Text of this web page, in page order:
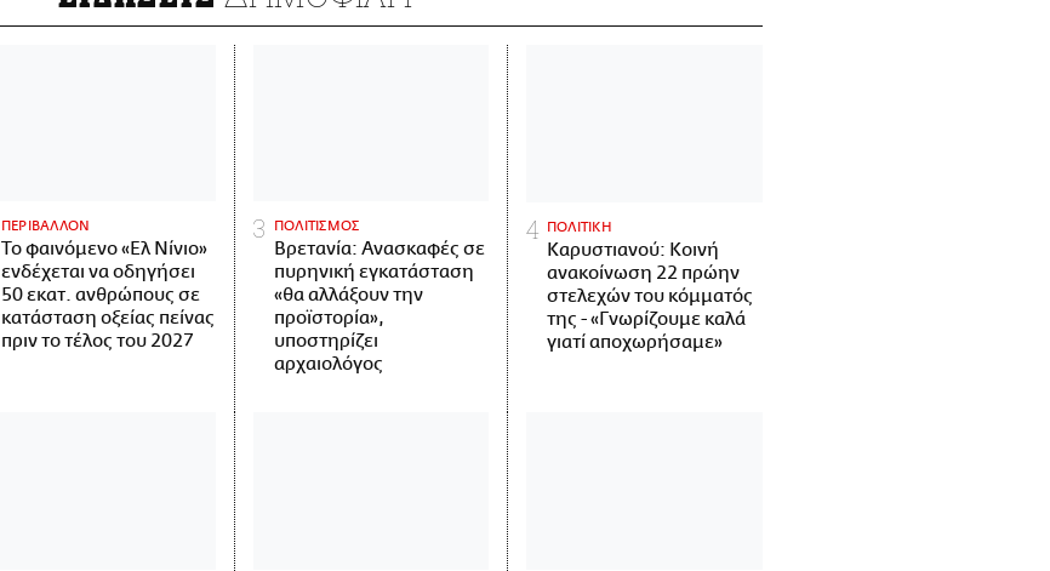
ΠΕΡΙΒΑΛΛΟΝ
Το φαινόμενο «Ελ Νίνιο»
ενδέχεται να οδηγήσει
50 εκατ. ανθρώπους σε
κατάσταση οξείας πείνας
πριν το τέλος του 2027
ΠΟΛΙΤΙΣΜΟΣ
Βρετανία: Ανασκαφές σε
πυρηνική εγκατάσταση
«θα αλλάξουν την
προϊστορία»,
υποστηρίζει
αρχαιολόγος
ΠΟΛΙΤΙΚΗ
Καρυστιανού: Κοινή
ανακοίνωση 22 πρώην
στελεχών του κόμματός
της - «Γνωρίζουμε καλά
γιατί αποχωρήσαμε»